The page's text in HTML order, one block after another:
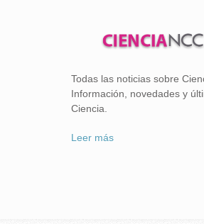
Todas las noticias sobre
Información, novedades y
Ciencia.
Leer más